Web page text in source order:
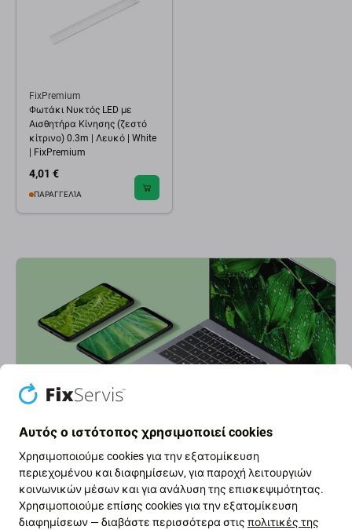
FixPremium
Φωτάκι Νυκτός LED με
Αισθητήρα Κίνησης (ζεστό
κίτρινο) 0.3m | Λευκό | White
| FixPremium
4,01 €
ΠΑΡΑΓΓΕΛΊΑ
Πράσινος δρόμος
Βελτιώνουμε συνεχώς το αποτύπωμα άνθρακα για να
προστατεύσουμε τον πλανήτη μας. Διαβάστε
περισσότερα για το πώς προσαρμόζουμε τις
διαδικασίες μας ώστε να το μειώσουμε.
Αυτός ο ιστότοπος χρησιμοποιεί cookies
Χρησιμοποιούμε cookies για την εξατομίκευση
περιεχομένου και διαφημίσεων, για παροχή λειτουργιών
κοινωνικών μέσων και για ανάλυση της επισκεψιμότητας.
Χρησιμοποιούμε επίσης cookies για την εξατομίκευση
διαφημίσεων — διαβάστε περισσότερα στις πολιτικές της